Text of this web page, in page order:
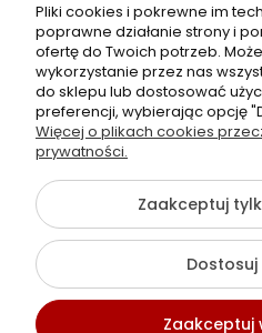
Dane kontaktowe
Zadzwoń do nas lub
+48 537 782 564
+48 537 461 261
©2026 Wszelkie Prawa
Szablon Flex by
Pliki cookies i pokrewne im
poprawne działanie strony i
ofertę do Twoich potrzeb.
wykorzystanie przez nas
do sklepu lub dostosować
preferencji, wybierając opcję
Więcej o plikach cookies
prywatności.
Zaakceptuj
Zaakceptuj